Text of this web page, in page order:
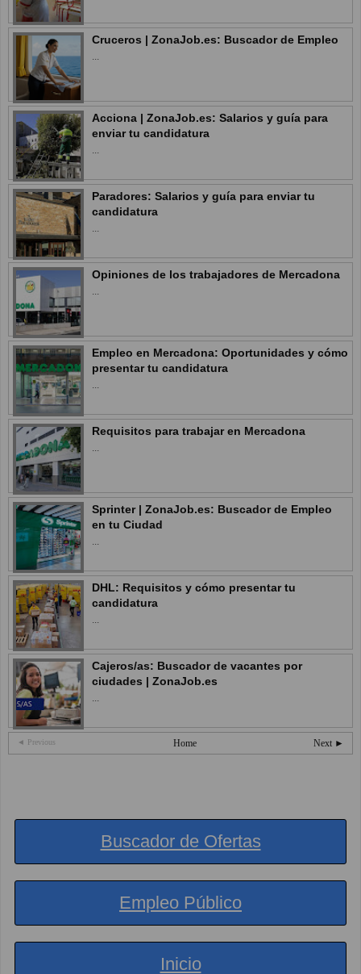
Cruceros | ZonaJob.es: Buscador de Empleo
Acciona | ZonaJob.es: Salarios y guía para
enviar tu candidatura
Paradores: Salarios y guía para enviar tu
candidatura
Opiniones de los trabajadores de Mercadona
Empleo en Mercadona: Oportunidades y cómo
presentar tu candidatura
Requisitos para trabajar en Mercadona
Sprinter | ZonaJob.es: Buscador de Empleo
en tu Ciudad
DHL: Requisitos y cómo presentar tu
candidatura
Cajeros/as: Buscador de vacantes por
ciudades | ZonaJob.es
◄ Previous Next ►
Home
Buscador de Ofertas
Empleo Público
Inicio